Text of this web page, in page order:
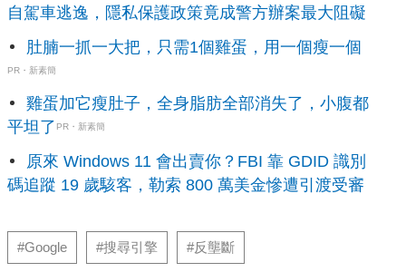
自駕車逃逸，隱私保護政策竟成警方辦案最大阻礙
肚腩一抓一大把，只需1個雞蛋，用一個瘦一個
PR・新素簡
雞蛋加它瘦肚子，全身脂肪全部消失了，小腹都
平坦了 PR・新素簡
原來 Windows 11 會出賣你？FBI 靠 GDID 識別
碼追蹤 19 歲駭客，勒索 800 萬美金慘遭引渡受審
#Google #搜尋引擎 #反壟斷